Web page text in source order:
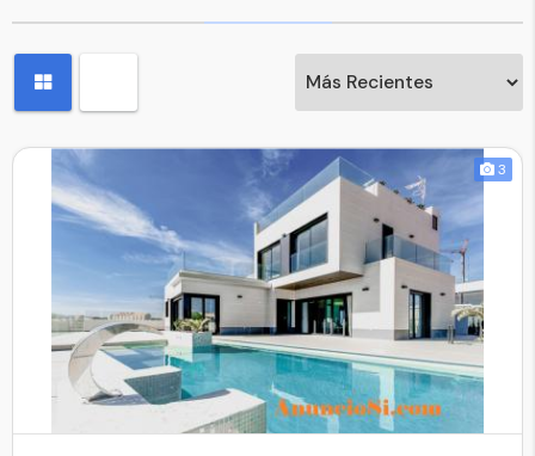
Mi cuenta
3